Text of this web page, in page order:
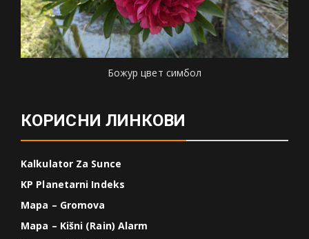
Божур цвет симбол
КОРИСНИ ЛИНКОВИ
Kalkulator Za Sunce
KP Planetarni Indeks
Mapa – Gromova
Mapa – Kišni (Rain) Alarm